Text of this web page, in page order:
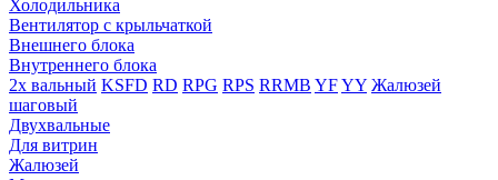
Холодильника
Вентилятор с крыльчаткой
Внешнего блока
Внутреннего блока
2х вальный KSFD RD RPG RPS RRMB YFYY Жалюзей
шаговый
Двухвальные
Для витрин
Жалюзей